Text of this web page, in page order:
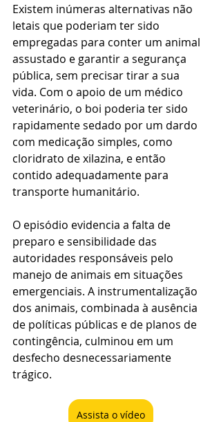
Existem inúmeras alternativas não
letais que poderiam ter sido
empregadas para conter um animal
assustado e garantir a segurança
pública, sem precisar tirar a sua
vida. Com o apoio de um médico
veterinário, o boi poderia ter sido
rapidamente sedado por um dardo
com medicação simples, como
cloridrato de xilazina, e então
contido adequadamente para
transporte humanitário.
O episódio evidencia a falta de
preparo e sensibilidade das
autoridades responsáveis pelo
manejo de animais em situações
emergenciais. A instrumentalização
dos animais, combinada à ausência
de políticas públicas e de planos de
contingência, culminou em um
desfecho desnecessariamente
trágico.
Assista o vídeo